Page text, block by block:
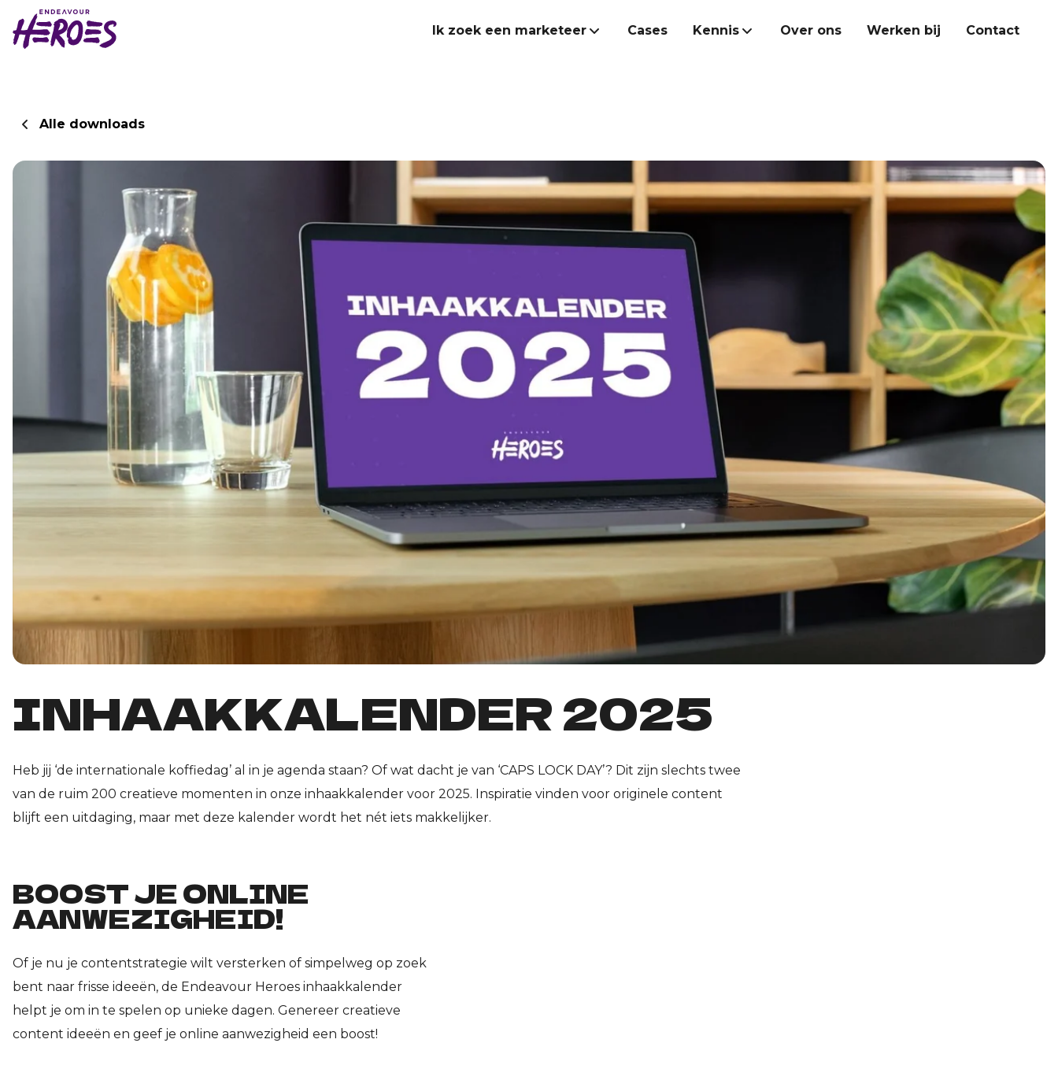
Ik zoek een marketeer
Onze Heroes
Cases Kennis
Kennisbank
Over ons Werken bij Contact
Alle downloads
INHAAKKALENDER 2025
Heb jij ‘de internationale koffiedag’ al in je agenda staan? Of wat dacht je van ‘CAPS LOCK DAY’? Dit zijn slechts twee
van de ruim 200 creatieve momenten in onze inhaakkalender voor 2025. Inspiratie vinden voor originele content
blijft een uitdaging, maar met deze kalender wordt het nét iets makkelijker.
BOOST JE ONLINE
AANWEZIGHEID!
Of je nu je contentstrategie wilt versterken of simpelweg op zoek
bent naar frisse ideeën, de Endeavour Heroes inhaakkalender
helpt je om in te spelen op unieke dagen. Genereer creatieve
content ideeën en geef je online aanwezigheid een boost!